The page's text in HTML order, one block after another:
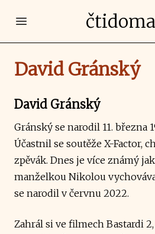
Open main menu
David Gránský
David Gránský
Gránský se narodil 11. března
Účastnil se soutěže X-Factor,
zpěvák. Dnes je více známý
manželkou Nikolou
se narodil v červnu 2022.
Zahrál si ve filmech Bastardi